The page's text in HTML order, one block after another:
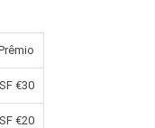
€30
€20